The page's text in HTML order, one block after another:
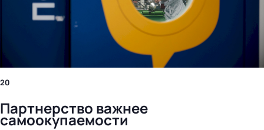
20
Партнерство важнее
самоокупаемости